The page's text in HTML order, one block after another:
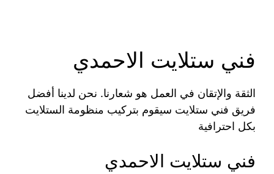
فني ستلايت الاحمدي
الثقة والإتقان في العمل هو شعارنا. نحن لدينا أفضل
فريق فني ستلايت سيقوم بتركيب منظومة الستلايت
بكل احترافية
فني ستلايت الاحمدي